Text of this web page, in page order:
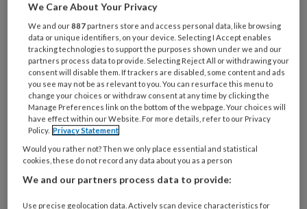
‘Wees alert op trauma, juist bij een
verstandelijke beperking’
Interview met Carina van Kregten en Aafke
We Care About Your Privacy
We and our887 partners store and access personal data, like browsing
data or unique identifiers, on your device. Selecting I Accept enables
tracking technologies to support the purposes shown under we and our
partners process data to provide. Selecting Reject All or withdrawing your
consent will disable them. If trackers are disabled, some content and ads
you see may not be as relevant to you. You can resurface this menu to
change your choices or withdraw consent at any time by clicking the
Manage Preferences link on the bottom of the webpage. Your choices will
have effect within our Website. For more details, refer to our Privacy
Policy. Privacy Statement
Would you rather not? Then we only place essential and statistical
cookies, these do not record any data about you as a person
We and our partners process data to provide:
Use precise geolocation data. Actively scan device characteristics for